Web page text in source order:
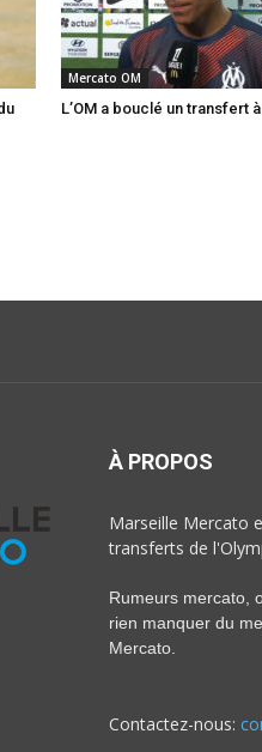
Mercato OM
L’OM a bouclé un transfert
À PROPOS
Marseille Mercato
transferts de
Rumeurs mercato,
rien manquer du
Mercato.
Contactez-nous: